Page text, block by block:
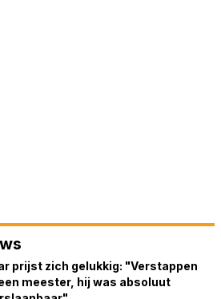
prijst zich gelukkig: "Verstappen
meester, hij was absoluut